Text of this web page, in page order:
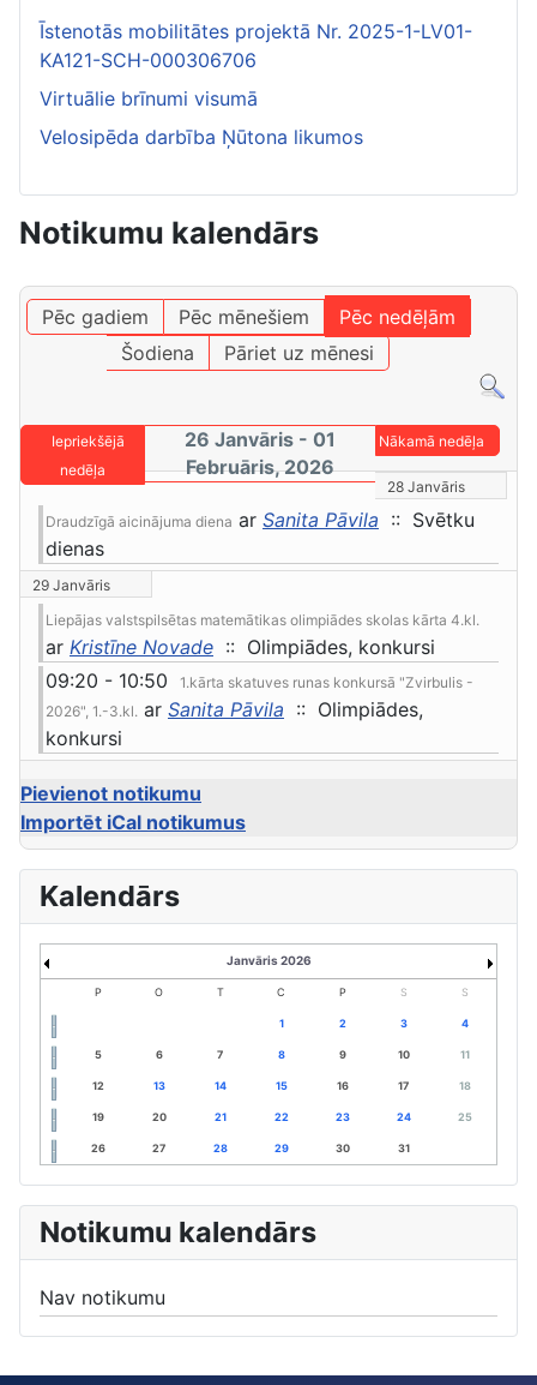
Īstenotās mobilitātes projektā Nr. 2025-1-LV01-
KA121-SCH-000306706
Virtuālie brīnumi visumā
Velosipēda darbība Ņūtona likumos
Notikumu kalendārs
Pēc gadiem Pēc mēnešiem
Pēc nedēļām
Šodiena
Pāriet uz mēnesi
Iepriekšējā
nedēļa
26 Janvāris - 01
Februāris, 2026
Nākamā nedēļa
28 Janvāris
Draudzīgā aicinājuma diena ar Sanita Pāvila :: Svētku
dienas
29 Janvāris
Liepājas valstspilsētas matemātikas olimpiādes skolas kārta 4.kl.
ar Kristīne Novade :: Olimpiādes, konkursi
09:20 - 10:50
1.kārta skatuves runas konkursā "Zvirbulis -
2026", 1.-3.kl. ar Sanita Pāvila :: Olimpiādes,
konkursi
Pievienot notikumu
Importēt iCal notikumus
Kalendārs
Janvāris 2026
P O T C P S S
1 2 3 4
5 6 7 8 9 10 11
12 13 14 15 16 17 18
19 20 21 22 23 24 25
26 27 28 29 30 31
Notikumu kalendārs
Nav notikumu